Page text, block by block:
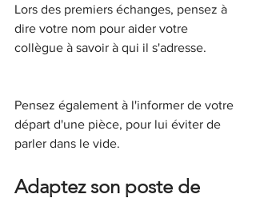
Lors des premiers échanges, pensez à
dire votre nom pour aider votre
collègue à savoir à qui il s'adresse.
Pensez également à l'informer de votre
départ d'une pièce, pour lui éviter de
parler dans le vide.
Adaptez son poste de